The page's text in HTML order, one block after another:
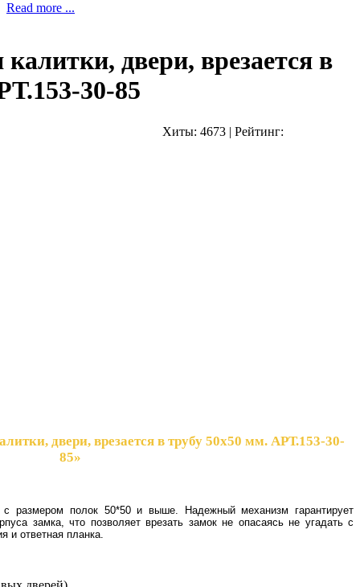
Read more ...
двери, врезается в
30-85
Хиты: 4673 | Рейтинг:
двери, врезается в трубу 50х50 мм. АРТ.153-30-
85»
размером полок 50*50 и выше. Надежный механизм гарантирует
замка, что позволяет врезать замок не опасаясь не угадать с
и ответная планка.